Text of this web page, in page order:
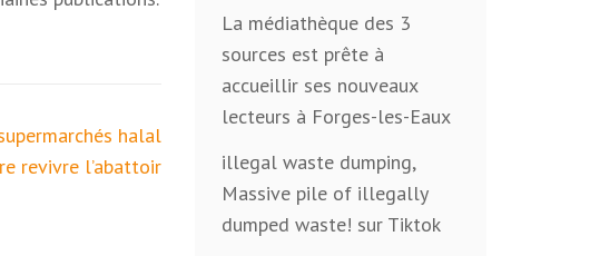
halal
revivre l’abattoir
La médiathèque des 3
sources est prête à
accueillir ses nouveaux
lecteurs à Forges-les-Eaux
illegal waste dumping,
Massive pile of illegally
dumped waste! sur Tiktok